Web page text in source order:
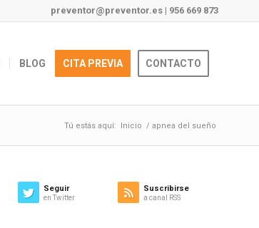
preventor@preventor.es | 956 669 873
BLOG CITA PREVIA CONTACTO
Tú estás aquí: Inicio / apnea del sueño
Seguir
en Twitter
Suscribirse
a canal RSS